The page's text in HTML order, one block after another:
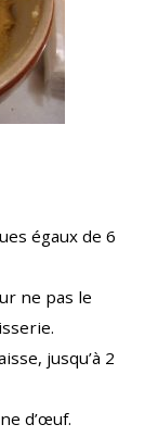
égaux de 6
ne pas le
jusqu’à 2
d’œuf.